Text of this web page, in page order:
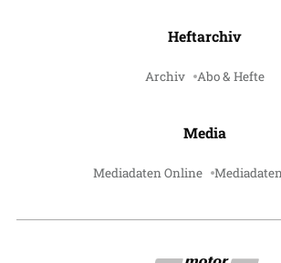
Heftarchiv
Archiv Abo & Hefte
Media
Mediadaten Online